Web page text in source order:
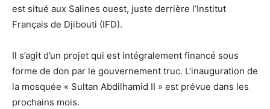
est situé aux Salines ouest, juste derrière l’Institut
Français de Djibouti (IFD).
Il s’agit d’un projet qui est intégralement financé sous
forme de don par le gouvernement truc. L’inauguration de
la mosquée « Sultan Abdilhamid II » est prévue dans les
prochains mois.